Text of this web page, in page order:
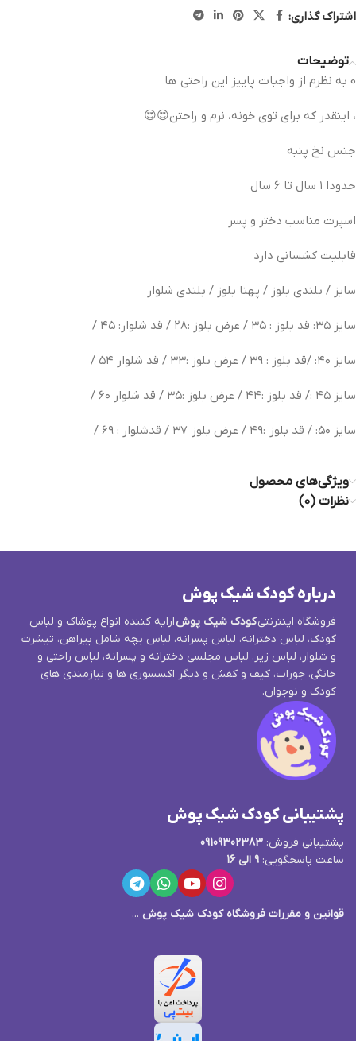
اشتراک گذاری:
توضیحات
0 به نظرم از واجبات پاییز این راحتی ها
، اینقدر که برای توی خونه، نرم و راحتن😍😍
جنس نخ پنبه
حدودا ۱ سال تا ۶ سال
اسپرت مناسب دختر و پسر
قابلیت کشسانی دارد
سایز / بلندی بلوز / پهنا بلوز / بلندی شلوار
سایز ۳۵: قد بلوز : ۳۵ / عرض بلوز :۲۸ / قد شلوار: ۴۵ /
سایز ۴۰: /قد بلوز : ۳۹ / عرض بلوز :۳۳ / قد شلوار ۵۴ /
سایز ۴۵ :/ قد بلوز :۴۴ / عرض بلوز :۳۵ / قد شلوار ۶۰ /
سایز ۵۰: / قد بلوز :۴۹ / عرض بلوز ۳۷ / قد‌شلوار : ۶۹ /
ویژگی‌های محصول
نظرات (0)
درباره کودک شیک پوش
فروشگاه اینترنتیکودک شیک پوشارایه کننده انواع پوشاک و لباس
کودک، لباس دخترانه، لباس پسرانه، لباس بچه شامل پیراهن، تیشرت
و شلوار، لباس زیر، لباس مجلسی دخترانه و پسرانه، لباس راحتی و
خانگی، جوراب، کیف و کفش و دیگر اکسسوری ها و نیازمندی های
کودک و نوجوان.
پشتیبانی کودک شیک پوش
پشتیبانی فروش: 09109302383
ساعت پاسخگویی: 9 الی 16
قوانین و مقررات فروشگاه کودک شیک پوش ...